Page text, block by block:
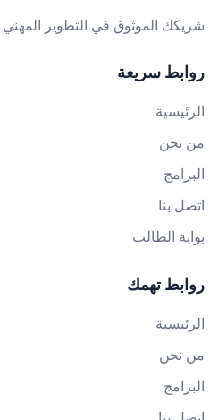
شريكك الموثوق في التطوير
روابط سريعة
الرئيسية
من نحن
البرامج
اتصل بنا
بوابة الطالب
روابط تهمك
الرئيسية
من نحن
البرامج